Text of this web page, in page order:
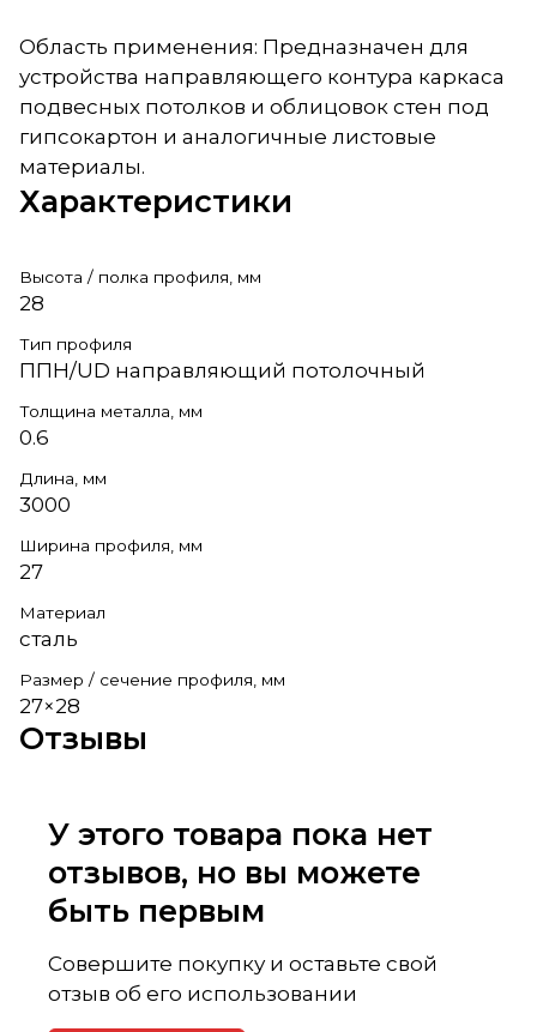
Область применения: Предназначен для
устройства направляющего контура каркаса
подвесных потолков и облицовок стен под
гипсокартон и аналогичные листовые
материалы.
Характеристики
Высота / полка профиля, мм
28
Тип профиля
ППН/UD направляющий потолочный
Толщина металла, мм
0.6
Длина, мм
3000
Ширина профиля, мм
27
Материал
сталь
Размер / сечение профиля, мм
27×28
Отзывы
У этого товара пока нет
отзывов, но вы можете
быть первым
Совершите покупку и оставьте свой
отзыв об его использовании